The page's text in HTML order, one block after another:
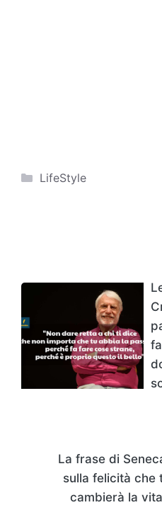
Categorie
LifeStyle
La frase di
sulla felicità che
cambierà la